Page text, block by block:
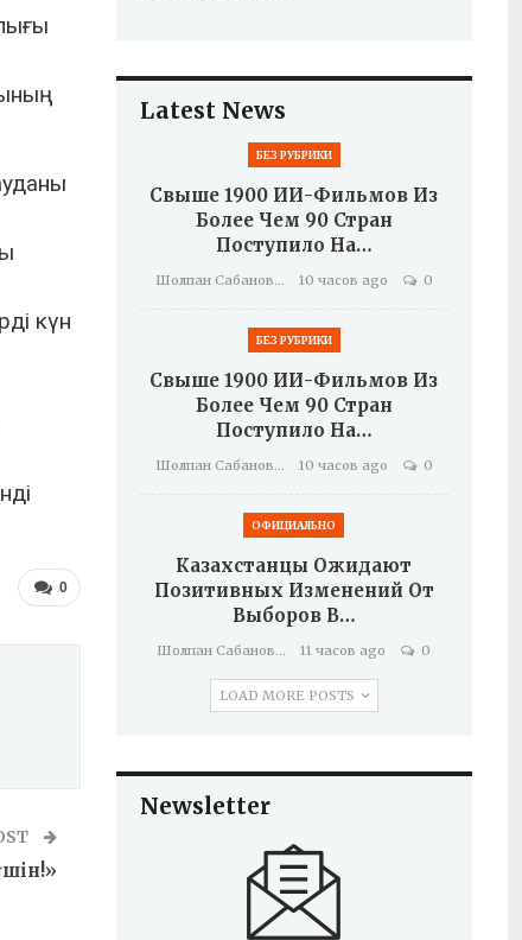
күн
0
Latest News
БЕЗ РУБРИКИ
Свыше 1900 ИИ-Фильмов Из
Более Чем 90 Стран
Поступило На…
Шолпан Сабанова 10 часов ago 0
БЕЗ РУБРИКИ
Свыше 1900 ИИ-Фильмов Из
Более Чем 90 Стран
Поступило На…
Шолпан Сабанова 10 часов ago 0
ОФИЦИАЛЬНО
Казахстанцы Ожидают
Позитивных Изменений От
Выборов В…
Шолпан Сабанова 11 часов ago 0
LOAD MORE POSTS
Newsletter